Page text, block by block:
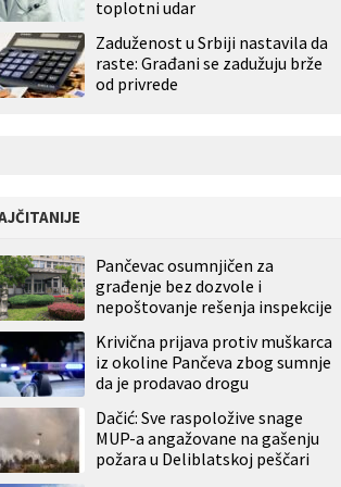
toplotni udar
Zaduženost u Srbiji nastavila da
raste: Građani se zadužuju brže
od privrede
Pančevac osumnjičen za
građenje bez dozvole i
nepoštovanje rešenja inspekcije
Krivična prijava protiv muškarca
iz okoline Pančeva zbog sumnje
da je prodavao drogu
Dačić: Sve raspoložive snage
MUP-a angažovane na gašenju
požara u Deliblatskoj peščari